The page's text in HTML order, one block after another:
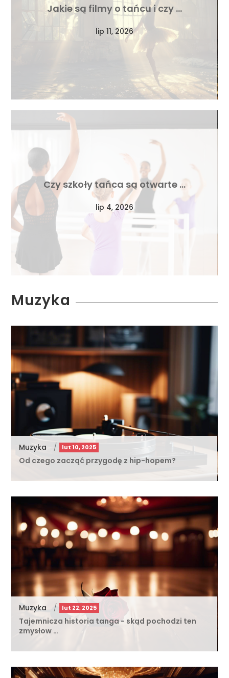
Jakie są filmy o tańcu i czy …
lip 11, 2026
Czy szkoły tańca są otwarte …
lip 4, 2026
Muzyka
Muzyka / lut 10, 2025
Od czego zacząć przygodę z hip-hopem?
Muzyka / lut 22, 2025
Tajemnicza historia tanga - skąd pochodzi ten
zmysłow …